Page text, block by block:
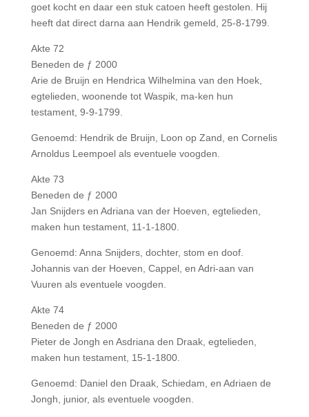
goet kocht en daar een stuk catoen heeft gestolen. Hij
heeft dat direct darna aan Hendrik gemeld, 25-8-1799.
Akte 72
Beneden de ƒ 2000
Arie de Bruijn en Hendrica Wilhelmina van den Hoek,
egtelieden, woonende tot Waspik, ma-ken hun
testament, 9-9-1799.
Genoemd: Hendrik de Bruijn, Loon op Zand, en Cornelis
Arnoldus Leempoel als eventuele voogden.
Akte 73
Beneden de ƒ 2000
Jan Snijders en Adriana van der Hoeven, egtelieden,
maken hun testament, 11-1-1800.
Genoemd: Anna Snijders, dochter, stom en doof.
Johannis van der Hoeven, Cappel, en Adri-aan van
Vuuren als eventuele voogden.
Akte 74
Beneden de ƒ 2000
Pieter de Jongh en Asdriana den Draak, egtelieden,
maken hun testament, 15-1-1800.
Genoemd: Daniel den Draak, Schiedam, en Adriaen de
Jongh, junior, als eventuele voogden.